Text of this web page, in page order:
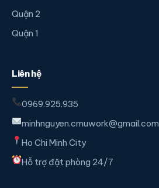
Quận 2
Quận 1
Liên hệ
0969.925.935
minhnguyen.cmuwork@gmail.com
Ho Chi Minh City
Hỗ trợ đặt phòng 24/7